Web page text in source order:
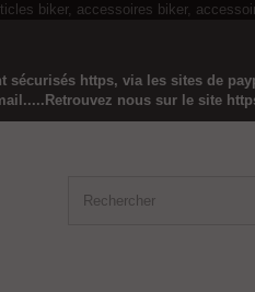
sécurisés https, via les sites de
nous sur le site